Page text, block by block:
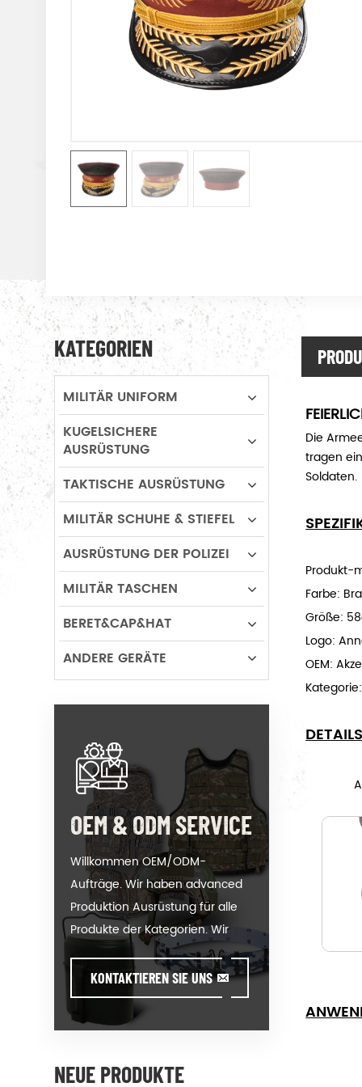
Die
tragen
Soldaten.
Produkt-
Farbe:
Größe:
Logo:
OEM:
Kategorie:
KATEGORIEN
MILITÄR UNIFORM
KUGELSICHERE
AUSRÜSTUNG
TAKTISCHE AUSRÜSTUNG
MILITÄR SCHUHE & STIEFEL
AUSRÜSTUNG DER POLIZEI
MILITÄR TASCHEN
BERET&CAP&HAT
ANDERE GERÄTE
OEM & ODM SERVICE
Willkommen OEM/ODM-
Aufträge. Wir haben advanced
Produktion Ausrüstung für alle
Produkte der Kategorien. Wir
können Ihr logo auf unsere
heiß-Verkauf Modell oder helfen
Ihnen bei der Herstellung von
Aufträgen, wenn Sie sich treffen
unsere Kunden Wert auf design
KONTAKTIEREN SIE UNS
NEUE PRODUKTE